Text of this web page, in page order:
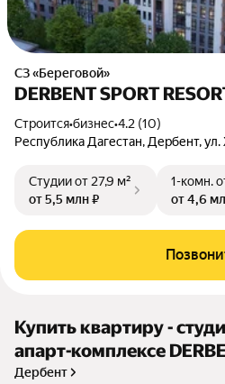
СЗ «Береговой»
DERBENT SPORT
Строится•бизнес•4.2 (10)
Республика Дагестан, Дербент,ул.
Студииот 27,9 м²
от 5,5 млн ₽
1-комн.
от 4,6
Купить квартиру -
апарт-комплексе
Дербент